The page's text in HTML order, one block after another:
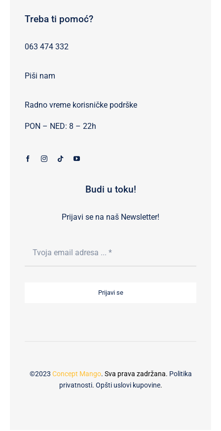
Budi u toku!
Prijavi se na naš Newsletter!
Prijavi se
Treba ti pomoć?
063 474 332
Piši nam
Radno vreme korisničke podrške
PON – NED: 8 – 22h
©2023 Concept Mango. Sva prava zadržana. Politika
privatnosti. Opšti uslovi kupovine.